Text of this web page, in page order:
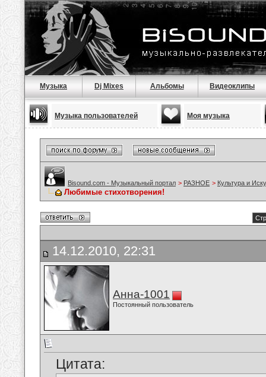
Музыка Dj Mixes Альбомы Видеоклипы
Музыка пользователей Моя музыка
Bisound.com - Музыкальный портал > РАЗНОЕ > Культура и
Любимые стихотворения!
14.12.2010, 22:31
Анна-1001
Постоянный пользователь
Цитата: